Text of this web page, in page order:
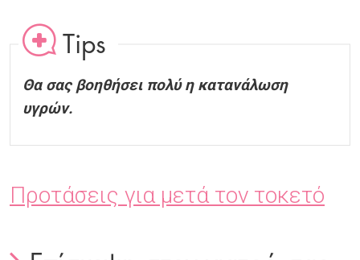
Tips
Θα σας βοηθήσει πολύ η κατανάλωση
υγρών.
Προτάσεις για μετά τον τοκετό